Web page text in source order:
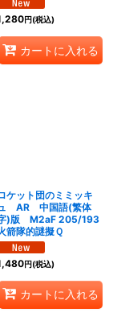
円(税込)
カートに入れる
ケット団のミミッキ
AR 中国語(繁体
)版 M2aF 205/193
箭隊的謎擬Ｑ
円(税込)
カートに入れる